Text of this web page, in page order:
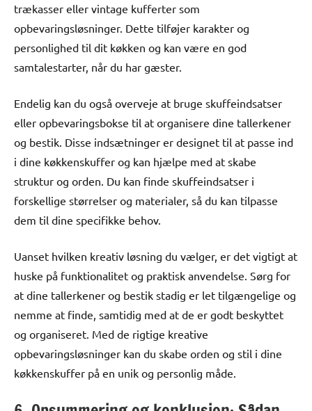
trækasser eller vintage kufferter som
opbevaringsløsninger. Dette tilføjer karakter og
personlighed til dit køkken og kan være en god
samtalestarter, når du har gæster.
Endelig kan du også overveje at bruge skuffeindsatser
eller opbevaringsbokse til at organisere dine tallerkener
og bestik. Disse indsætninger er designet til at passe ind
i dine køkkenskuffer og kan hjælpe med at skabe
struktur og orden. Du kan finde skuffeindsatser i
forskellige størrelser og materialer, så du kan tilpasse
dem til dine specifikke behov.
Uanset hvilken kreativ løsning du vælger, er det vigtigt at
huske på funktionalitet og praktisk anvendelse. Sørg for
at dine tallerkener og bestik stadig er let tilgængelige og
nemme at finde, samtidig med at de er godt beskyttet
og organiseret. Med de rigtige kreative
opbevaringsløsninger kan du skabe orden og stil i dine
køkkenskuffer på en unik og personlig måde.